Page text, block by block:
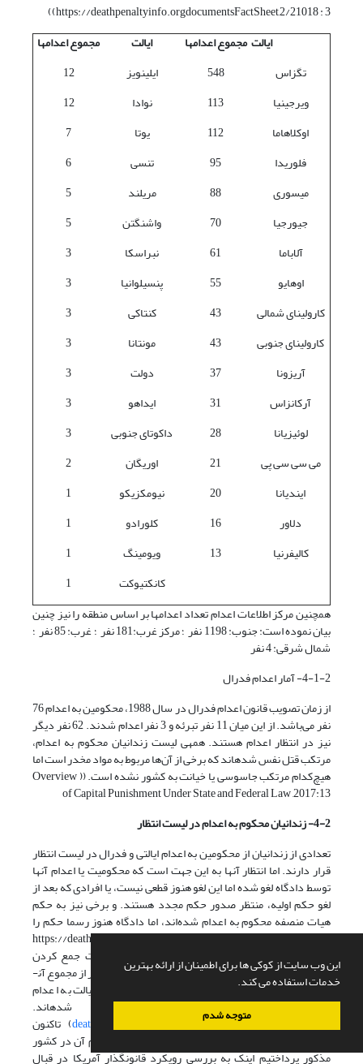
این وب سایت از کوکی ها برای اطمینان از ارائه بهترین
خدمات استفاده می کند.
متوجه شدم
https://deathpenaltyinfo.orgdocumentsFactSheet,2/21018 : 3))
ایالت مجموع اعدام­ها ایالت
مجموع اعدام­ها
تگزاس
548 ایلینویز
12
ویرجینیا
113 نوادا
12
اوکلاهاما
112 یوتا
7
فلوریدا
95 تنسی
6
میسوری
88 مریلند
5
جیورجیا
70 واشنگتن
5
آلاباما
61 نبراسکا
3
اوهایو
55 پنسیلوانیا
3
کارولینای شمالی
43 کنتاکی
3
کارولینای جنوبی
43 مونتانا
3
آریزونا
37 دولت
3
آرکانزاس
31 ایداهو
3
لوئیزیانا
28 داکوتای جنوبی
3
می سی سی پی
21 اوریگان
2
ایندیانا
20 نیومکزیکو
1
دلاور
16 کلورادو
1
کالیفرنیا
13 ویومینگ
1
کانکتیوکت
1
همچنین مرکز اطلاعات اعدام تعداد اعدام­ها بر اساس منطقه را نیز چنین
بیان نموده است: جنوب: 1198 نفر ؛ مرکز غرب:181 نفر ؛ غرب: 85 نفر ؛
شمال شرقی: 4 نفر
4-1-2- آمار اعدام فدرال
از زمان تصویب قانون اعدام فدرال در سال 1988، محکومین به اعدام 76
نفر می‌باشد. از این میان 11 نفر تبرئه و 3 نفر اعدام شدند. 62 نفر دیگر
نیز در انتظار اعدام هستند. همه­ی لیست زندانیان محکوم به اعدام،
مرتکب قتل نفس شده­اند که برخی از آن‌ها مربوط به مواد مخدر است اما
هیچ‌کدام مرتکب جاسوسی یا خیانت به کشور نشده است. (( Overview
of Capital Punishment Under State and Federal Law ,2017:13
4-2- زندانیان محکوم به اعدام در لیست انتظار
تعدادی از زندانیان از محکومین به اعدام ایالتی و فدرال در لیست انتظار
قرار دارند. اما انتظار آن­ها به این جهت است که محکومیت یا اعدام آن­ها
توسط دادگاه لغو شده اما این لغو هنوز قطعی نیست، یا افرادی که بعد از
لغو حکم اولیه، منتظر صدور حکم مجدد هستند. و برخی نیز به حکم
هیات منصفه محکوم به اعدام شده‌اند، اما دادگاه هنوز رسما حکم را
صادر نکرده است.( https://deathpenaltyinfo.org/federal-death-
row-prisoners,2018) و باید توجه داشت که در صورت جمع کردن
تعداد زندانیان در انتظار اعدام بر اساس ایالت، عددی بالاتر از مجموع آن­
ها به دست می­آید زیرا برخی از متهمان در بیش از یک ایالت به اعدام
محکوم شده­اند.
deathpenaltyinfo.org/documents/FactSheet.pdf,2018 :2) تاکنون
به بررسی جرائم موجب اعدام و آمار صدور و اجرای حکم آن در کشور
مذکور پرداختیم اینک به بررسی رویکرد قانون­گذار آمریکا در قبال